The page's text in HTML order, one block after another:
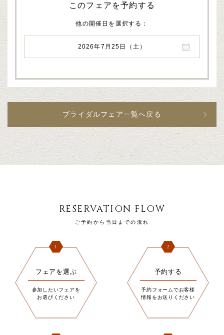
このフェアを予約する
他の開催日を選択する
2026年7月25日（土）
ブライダルフェア一覧へ戻る
RESERVATION FLOW
ご予約から当日までの流れ
1
フェアを選ぶ
参加したいフェアを
お選びください
2
予約する
予約フォームでお客様
情報をお送りください